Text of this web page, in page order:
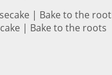
| Bake to the roots